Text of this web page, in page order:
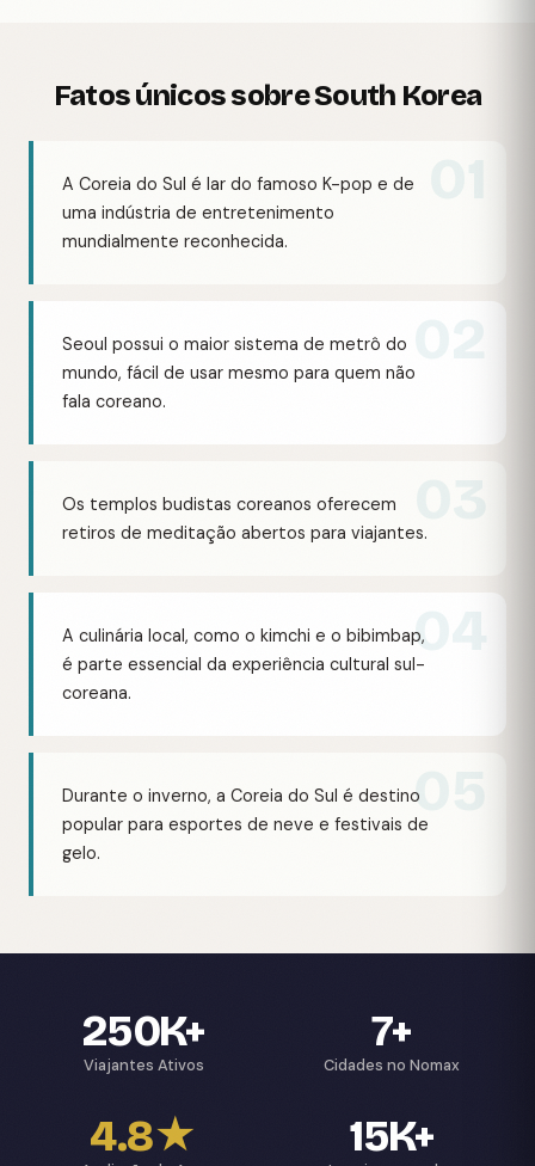
Fatos únicos sobre South Korea
A Coreia do Sul é lar do famoso K-pop e de
uma indústria de entretenimento
mundialmente reconhecida.
Seoul possui o maior sistema de metrô do
mundo, fácil de usar mesmo para quem não
fala coreano.
Os templos budistas coreanos oferecem
retiros de meditação abertos para viajantes.
04
A culinária local, como o kimchi e o bibimbap,
é parte essencial da experiência cultural sul-
coreana.
05
Durante o inverno, a Coreia do Sul é destino
popular para esportes de neve e festivais de
gelo.
250K+
Viajantes Ativos
7+
Cidades no Nomax
4.8★ 15K+